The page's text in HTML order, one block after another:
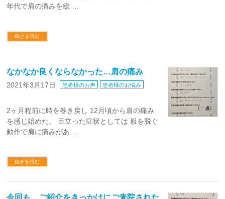
年代で肩の痛みを総 …
続きを読む
なかなか良くならなかった…肩の痛み
2021年3月17日 患者様のお声 患者様のお悩み
2ヶ月程前に時を巻き戻し 12月頃から肩の痛み
を感じ始めた。 目立った症状としては 服を脱ぐ
動作で肩に痛みがあ …
続きを読む
今回も、ご紹介をきっかけにご来院された